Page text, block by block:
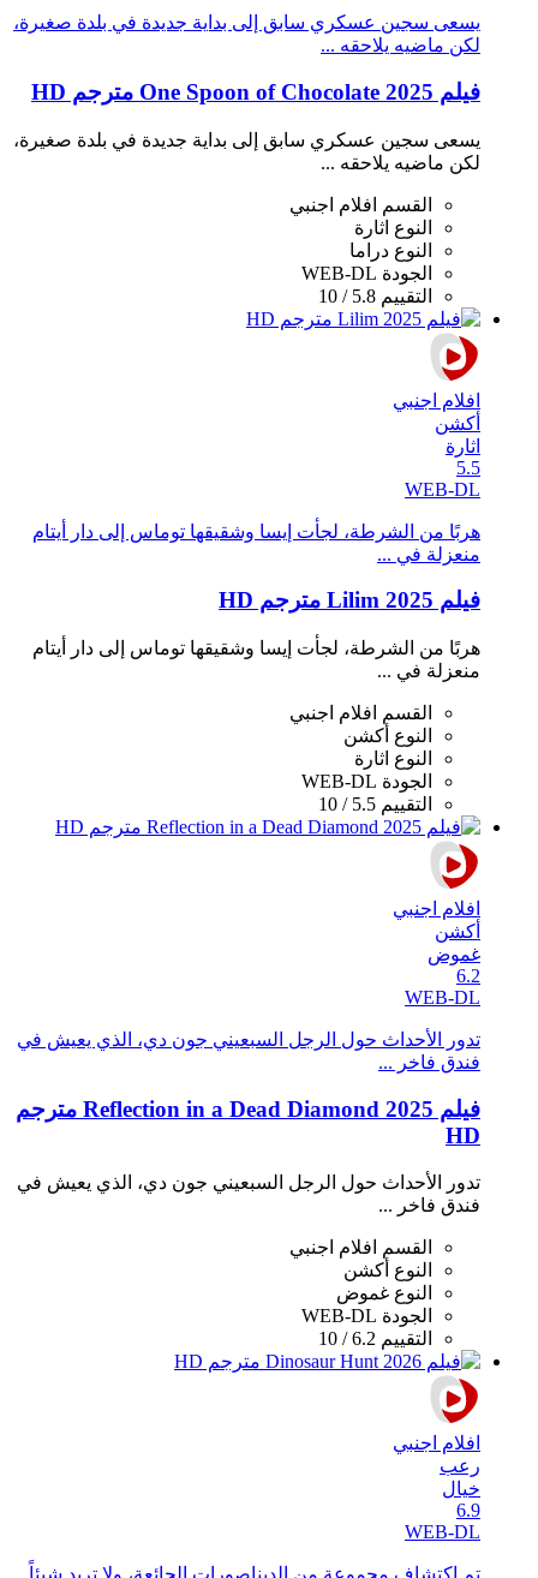
يسعى سجين عسكري سابق إلى بداية جديدة في بلدة صغيرة،
لكن ماضيه يلاحقه ...
فيلم One Spoon of Chocolate 2025 مترجم HD
يسعى سجين عسكري سابق إلى بداية جديدة في بلدة صغيرة،
لكن ماضيه يلاحقه ...
القسم
افلام اجنبي
النوع اثارة
النوع دراما
الجودة WEB-DL
التقييم 5.8 / 10
افلام اجنبي
أكشن
اثارة
5.5
WEB-DL
هربًا من الشرطة، لجأت إيسا وشقيقها توماس إلى دار أيتام
منعزلة في ...
فيلم Lilim 2025 مترجم HD
هربًا من الشرطة، لجأت إيسا وشقيقها توماس إلى دار أيتام
منعزلة في ...
القسم
افلام اجنبي
النوع أكشن
النوع اثارة
الجودة WEB-DL
التقييم 5.5 / 10
افلام اجنبي
أكشن
غموض
6.2
WEB-DL
تدور الأحداث حول الرجل السبعيني جون دي، الذي يعيش في
فندق فاخر ...
فيلم Reflection in a Dead Diamond 2025 مترجم
HD
تدور الأحداث حول الرجل السبعيني جون دي، الذي يعيش في
فندق فاخر ...
القسم افلام اجنبي
النوع أكشن
النوع غموض
الجودة WEB-DL
التقييم 6.2 / 10
افلام اجنبي
رعب
خيال
6.9
WEB-DL